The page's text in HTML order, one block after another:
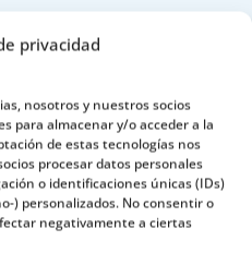
privacidad
nosotros y nuestros socios
para almacenar y/o acceder a la
de estas tecnologías nos
procesar datos personales
o identificaciones únicas (IDs)
) personalizados. No consentir o
negativamente a ciertas
- Tromsø